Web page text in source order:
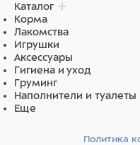
Каталог
Корма
Лакомства
Игрушки
Аксессуары
Гигиена и уход
Груминг
Наполнители и туалеты
Еще
Политика